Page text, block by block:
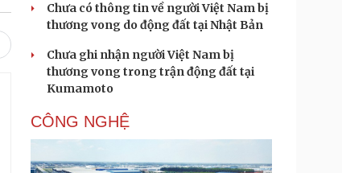
Chưa có thông tin về người Việt Nam bị
thương vong do động đất tại Nhật Bản
Chưa ghi nhận người Việt Nam bị
thương vong trong trận động đất tại
Kumamoto
CÔNG NGHỆ